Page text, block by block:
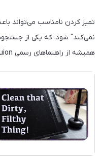
تمیز کردن نامناسب می‌تواند
نمی‌کند" شود، که یکی از
همیشه از راهنماهای رسمی Huion و XP-Pen پیروی کنید.